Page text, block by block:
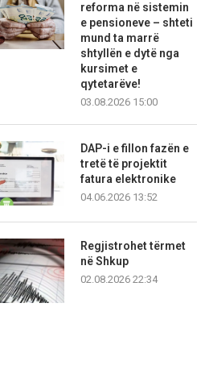
reforma në sistemin
e pensioneve – shteti
mund ta marrë
shtyllën e dytë nga
kursimet e
qytetarëve!
03.08.2026 15:00
DAP-i e fillon fazën e
tretë të projektit
fatura elektronike
04.06.2026 13:52
Regjistrohet tërmet
në Shkup
02.08.2026 22:34